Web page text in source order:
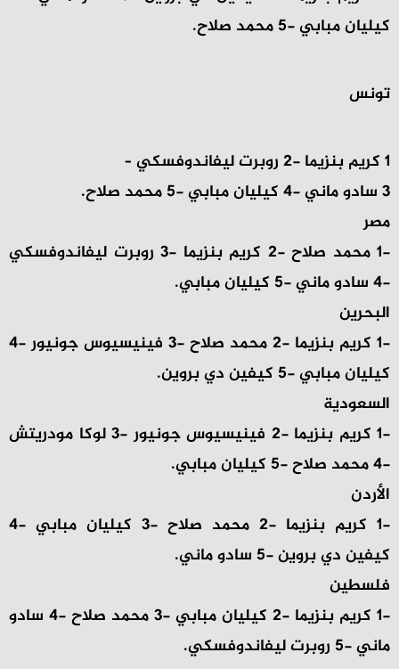
كيليان مبابي -5 محمد صلاح.
تونس
1 كريم بنزيما -2 روبرت ليفاندوفسكي –
3 سادو ماني -4 كيليان مبابي -5 محمد صلاح.
مصر
-1 محمد صلاح -2 كريم بنزيما -3 روبرت ليفاندوفسكي
-4 سادو ماني -5 كيليان مبابي.
البحرين
-1 كريم بنزيما -2 محمد صلاح -3 فينيسيوس جونيور -4
كيليان مبابي -5 كيفين دي بروين.
السعودية
-1 كريم بنزيما -2 فينيسيوس جونيور -3 لوكا مودريتش
-4 محمد صلاح -5 كيليان مبابي.
الأردن
-1 كريم بنزيما -2 محمد صلاح -3 كيليان مبابي -4
كيفين دي بروين -5 سادو ماني.
فلسطين
-1 كريم بنزيما -2 كيليان مبابي -3 محمد صلاح -4 سادو
ماني -5 روبرت ليفاندوفسكي.